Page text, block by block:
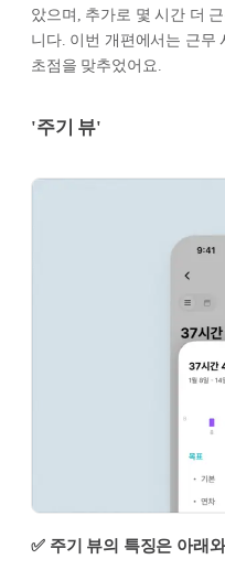
았으며, 추가로 몇 시간 더
니다. 이번 개편에서는 근무
초점을 맞추었어요.
'주기 뷰'
✅ 주기 뷰의 특징은 아래